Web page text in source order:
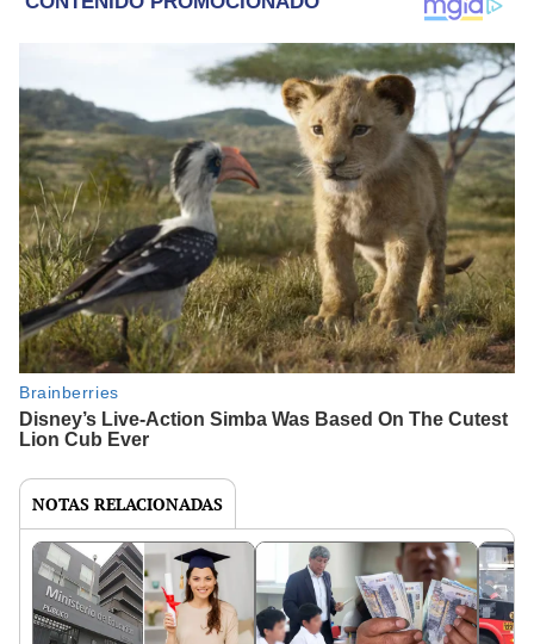
NOTAS RELACIONADAS